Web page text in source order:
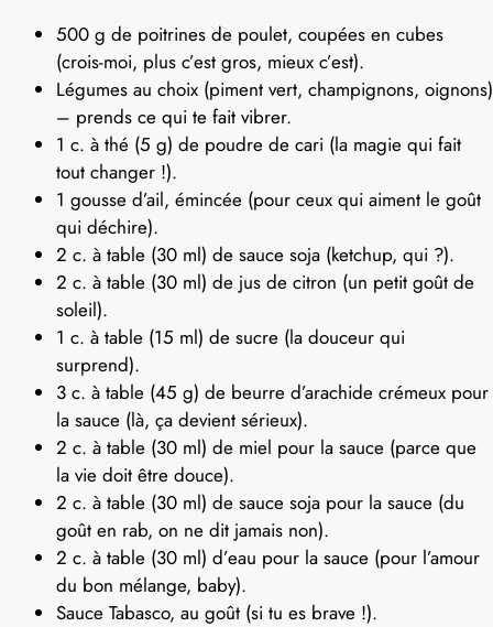
500 g de poitrines de poulet, coupées en cubes
(crois-moi, plus c’est gros, mieux c’est).
Légumes au choix (piment vert, champignons, oignons)
– prends ce qui te fait vibrer.
1 c. à thé (5 g) de poudre de cari (la magie qui fait
tout changer !).
1 gousse d’ail, émincée (pour ceux qui aiment le goût
qui déchire).
2 c. à table (30 ml) de sauce soja (ketchup, qui ?).
2 c. à table (30 ml) de jus de citron (un petit goût de
soleil).
1 c. à table (15 ml) de sucre (la douceur qui
surprend).
3 c. à table (45 g) de beurre d’arachide crémeux pour
la sauce (là, ça devient sérieux).
2 c. à table (30 ml) de miel pour la sauce (parce que
la vie doit être douce).
2 c. à table (30 ml) de sauce soja pour la sauce (du
goût en rab, on ne dit jamais non).
2 c. à table (30 ml) d’eau pour la sauce (pour l’amour
du bon mélange, baby).
Sauce Tabasco, au goût (si tu es brave !).